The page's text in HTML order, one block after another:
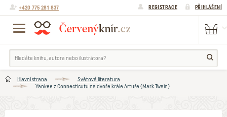
+420 775 281 837 REGISTRACE PŘIHLÁŠENÍ
Hlavní strana
Světová literatura
Yankee z Connecticutu na dvoře krále Artuše (Mark Twain)